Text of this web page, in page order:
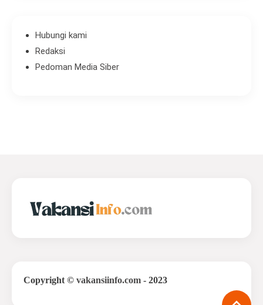
Hubungi kami
Redaksi
Pedoman Media Siber
Copyright © vakansiinfo.com - 2023